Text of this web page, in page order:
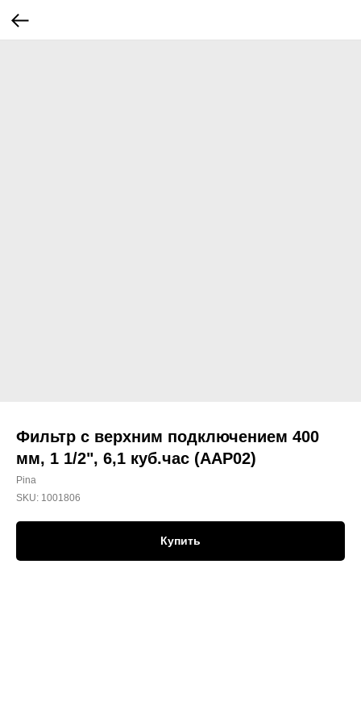
Фильтр с верхним подключением 400
мм, 1 1/2", 6,1 куб.час (ААР02)
Pina
SKU: 1001806
Купить